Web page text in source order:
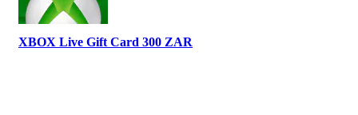
XBOX Live Gift Card 300 ZAR